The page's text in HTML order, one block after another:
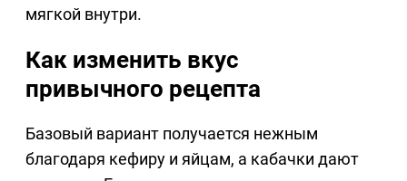
мягкой внутри.
Как изменить вкус
привычного рецепта
Базовый вариант получается нежным
благодаря кефиру и яйцам, а кабачки дают